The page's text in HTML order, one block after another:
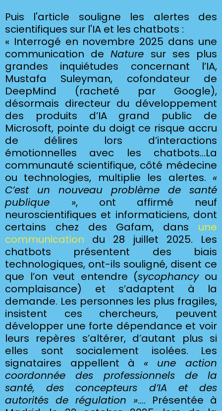
Puis l'article souligne les alertes des
scientifiques sur l'IA et les chatbots :
« Interrogé en novembre 2025 dans une
communication de Nature sur ses plus
grandes inquiétudes concernant l’IA,
Mustafa Suleyman, cofondateur de
DeepMind (racheté par Google),
désormais directeur du développement
des produits d’IA grand public de
Microsoft, pointe du doigt ce risque accru
de délires lors d’interactions
émotionnelles avec les chatbots…La
communauté scientifique, côté médecine
ou technologies, multiplie les alertes. «
C’est un nouveau problème de santé
publique », ont affirmé neuf
neuroscientifiques et informaticiens, dont
certains chez des Gafam, dans une
communication du 28 juillet 2025. Les
chatbots présentent des biais
technologiques, ont-ils souligné, disent ce
que l’on veut entendre (sycophancyou
complaisance) et s’adaptent à la
demande. Les personnes les plus fragiles,
insistent ces chercheurs, peuvent
développer une forte dépendance et voir
leurs repères s’altérer, d’autant plus si
elles sont socialement isolées. Les
signataires appellent à « une action
coordonnée des professionnels de la
santé, des concepteurs d’IA et des
autorités de régulation »…. Présentée à